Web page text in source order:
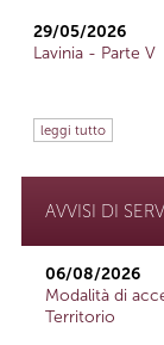
29/05/2026
Lavinia - Parte V
leggi tutto
AVVISI DI
06/08/2026
Modalità di
Territorio